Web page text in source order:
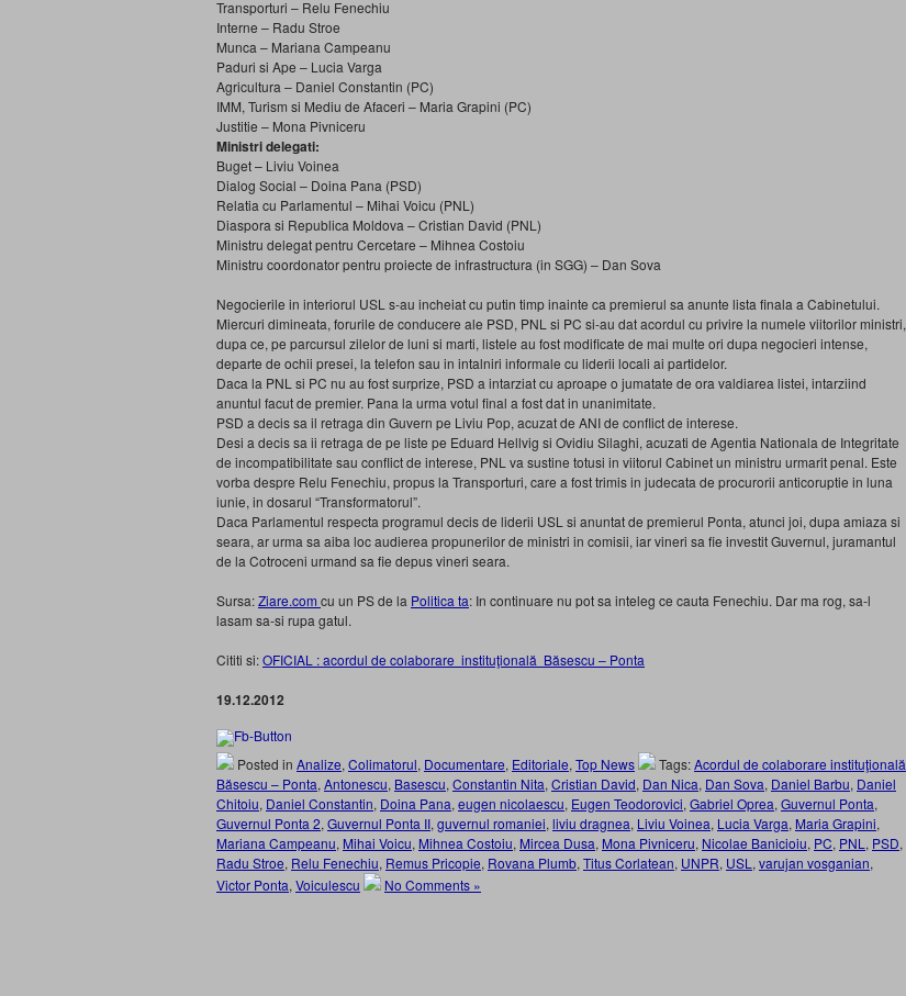
Transporturi – Relu Fenechiu
Interne – Radu Stroe
Munca – Mariana Campeanu
Paduri si Ape – Lucia Varga
Agricultura – Daniel Constantin (PC)
IMM, Turism si Mediu de Afaceri – Maria Grapini (PC)
Justitie – Mona Pivniceru
Ministri delegati:
Buget – Liviu Voinea
Dialog Social – Doina Pana (PSD)
Relatia cu Parlamentul – Mihai Voicu (PNL)
Diaspora si Republica Moldova – Cristian David (PNL)
Ministru delegat pentru Cercetare – Mihnea Costoiu
Ministru coordonator pentru proiecte de infrastructura (in SGG) – Dan Sova
Negocierile in interiorul USL s-au incheiat cu putin timp inainte ca premierul sa anunte lista finala a Cabinetului.
Miercuri dimineata, forurile de conducere ale PSD, PNL si PC si-au dat acordul cu privire la numele viitorilor ministri,
dupa ce, pe parcursul zilelor de luni si marti, listele au fost modificate de mai multe ori dupa negocieri intense,
departe de ochii presei, la telefon sau in intalniri informale cu liderii locali ai partidelor.
Daca la PNL si PC nu au fost surprize, PSD a intarziat cu aproape o jumatate de ora valdiarea listei, intarziind
anuntul facut de premier. Pana la urma votul final a fost dat in unanimitate.
PSD a decis sa il retraga din Guvern pe Liviu Pop, acuzat de ANI de conflict de interese.
Desi a decis sa ii retraga de pe liste pe Eduard Hellvig si Ovidiu Silaghi, acuzati de Agentia Nationala de Integritate
de incompatibilitate sau conflict de interese, PNL va sustine totusi in viitorul Cabinet un ministru urmarit penal. Este
vorba despre Relu Fenechiu, propus la Transporturi, care a fost trimis in judecata de procurorii anticoruptie in luna
iunie, in dosarul “Transformatorul”.
Daca Parlamentul respecta programul decis de liderii USL si anuntat de premierul Ponta, atunci joi, dupa amiaza si
seara, ar urma sa aiba loc audierea propunerilor de ministri in comisii, iar vineri sa fie investit Guvernul, juramantul
de la Cotroceni urmand sa fie depus vineri seara.
Sursa:Ziare.com cu un PS de la Politica ta: In continuare nu pot sa inteleg ce cauta Fenechiu. Dar ma rog, sa-l
lasam sa-si rupa gatul.
Cititi si:OFICIAL : acordul de colaborare instituţională Băsescu – Ponta
19.12.2012
Posted in Analize, Colimatorul, Documentare, Editoriale, Top News Tags:Acordul de colaborare instituţională
Băsescu – Ponta, Antonescu, Basescu, Constantin Nita, Cristian David, Dan Nica, Dan Sova, Daniel Barbu, Daniel
Chitoiu, Daniel Constantin, Doina Pana, eugen nicolaescu, Eugen Teodorovici, Gabriel Oprea, Guvernul Ponta,
Guvernul Ponta 2, Guvernul Ponta II, guvernul romaniei, liviu dragnea, Liviu Voinea, Lucia Varga, Maria Grapini,
Mariana Campeanu, Mihai Voicu, Mihnea Costoiu, Mircea Dusa, Mona Pivniceru, Nicolae Banicioiu, PC, PNL , PSD,
Radu Stroe, Relu Fenechiu, Remus Pricopie, Rovana Plumb, Titus Corlatean, UNPR, USL , varujan vosganian,
Victor Ponta, Voiculescu No Comments »